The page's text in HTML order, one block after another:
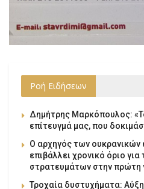
Ροή Ειδήσεων
Δημήτρης Μαρκόπουλος:
επίτευγμά μας, που
Ο αρχηγός των
επιβάλλει χρονικό όριο
στρατευμάτων στην πρώτη
Τροχαία δυστυχήματα: